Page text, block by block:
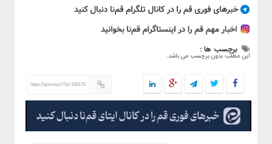
برچسب ها :
این مطلب بدون برچسب می باشد.
https://qomna.ir/?p=189176